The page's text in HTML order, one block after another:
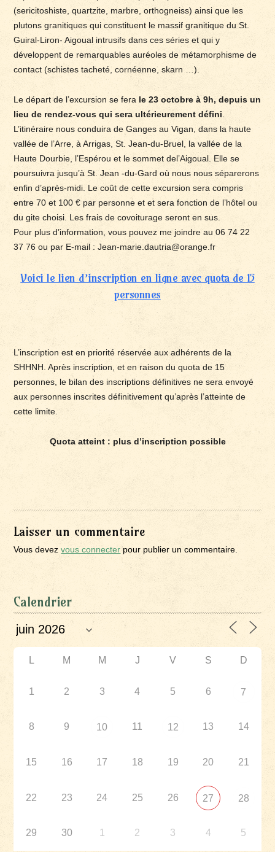
(sericitoshiste, quartzite, marbre, orthogneiss) ainsi que les
plutons granitiques qui constituent le massif granitique du St.
Guiral-Liron- Aigoual intrusifs dans ces séries et qui y
développent de remarquables auréoles de métamorphisme de
contact (schistes tacheté, cornéenne, skarn …).
Le départ de l’excursion se fera le 23 octobre à 9h, depuis un
lieu de rendez-vous qui sera ultérieurement défini
L’itinéraire nous conduira de Ganges au Vigan, dans la haute
vallée de l’Arre, à Arrigas, St. Jean-du-Bruel, la vallée de la
Haute Dourbie, l’Espérou et le sommet del’Aigoual. Elle se
poursuivra jusqu’à St. Jean -du-Gard où nous nous séparerons
enfin d’après-midi. Le coût de cette excursion sera compris
entre 70 et 100 € par personne et et sera fonction de l’hôtel ou
du gite choisi. Les frais de covoiturage seront en sus.
Pour plus d’information, vous pouvez me joindre au 06 74 22
37 76 ou par E-mail : Jean-marie.dautria@orange.fr
Voici le lien d’inscription en ligne avec quota de 15
personnes
L’inscription est en priorité réservée aux adhérents de la
SHHNH. Après inscription, et en raison du quota de 15
personnes, le bilan des inscriptions définitives ne sera envoyé
aux personnes inscrites définitivement qu’après l’atteinte de
cette limite.
Quota atteint : plus d’inscription possible
Laisser un commentaire
Vous devezvous connecterpour publier un commentaire.
Calendrier
L M M J V S D
1 2 3 4 5 6 7
8 9 10 11 12 13 14
15 16 17 18 19 20 21
22 23 24 25 26 27 28
29 30 1 2 3 4 5